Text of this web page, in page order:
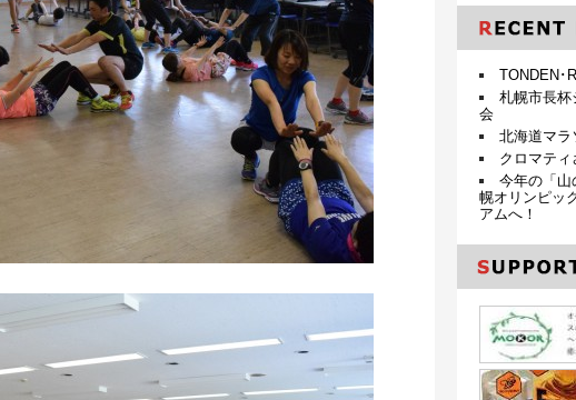
TONDEN･
札幌市長杯
会
北海道マラ
クロマティ
今年の「山
幌オリンピッ
アムへ！